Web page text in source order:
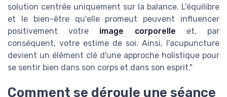
solution centrée uniquement sur la balance. L'équilibre
et le bien-être qu'elle promeut peuvent influencer
positivement votre image corporelle et, par
conséquent, votre estime de soi. Ainsi, l'acupuncture
devient un élément clé d'une approche holistique pour
se sentir bien dans son corps et dans son esprit."
Comment se déroule une séance